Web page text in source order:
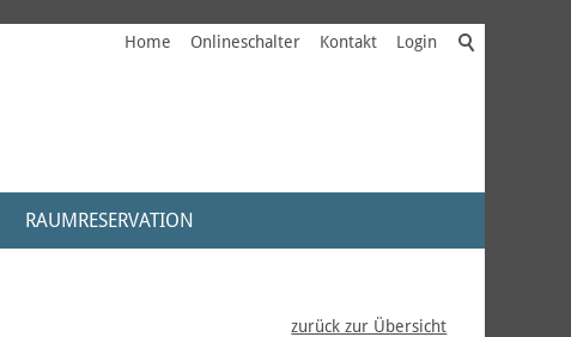
Home Onlineschalter Kontakt Login
RAUMRESERVATION
zurück zur Übersicht